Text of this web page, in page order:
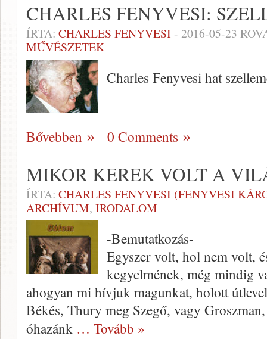
CHARLES FENYVESI:
ÍRTA: CHARLES FENYVESI - 2016-05-23
MŰVÉSZETEK
Charles Fenyvesi hat
Bővebben 0 Comments
MIKOR KEREK VOLT A
ÍRTA: CHARLES FENYVESI (FENYVESI
ARCHÍVUM, IRODALOM
-Bemutatkozás-
Egyszer volt, hol nem volt,
kegyelmének, még mindig
ahogyan mi hívjuk magunkat, holott
Békés, Thury meg Szegő, vagy
óhazánk … Tovább »